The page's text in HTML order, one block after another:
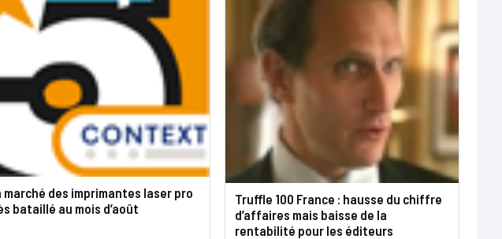
marché des imprimantes laser pro
bataillé au mois d’août
Truffle 100 France : hausse du chiffre
d’affaires mais baisse de la
rentabilité pour les éditeurs